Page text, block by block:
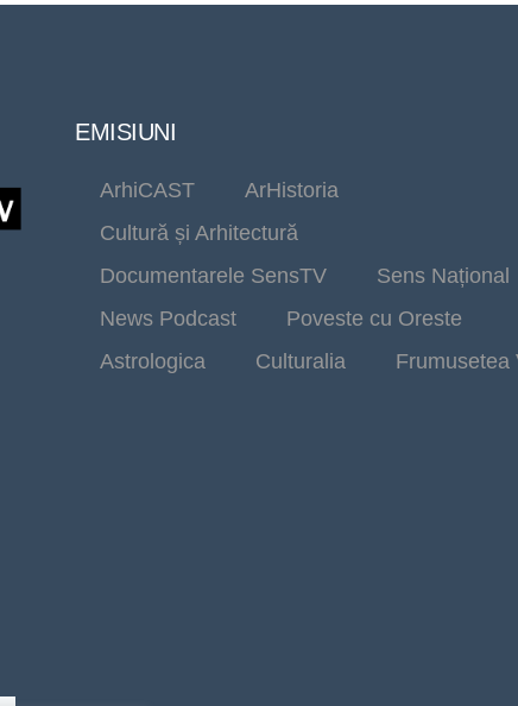
EMISIUNI
ArhiCAST
ArHistoria
Cultură și Arhitectură
Documentarele SensTV
Sens Național
News Podcast
Poveste cu Oreste
Astrologica
Culturalia Frumusetea